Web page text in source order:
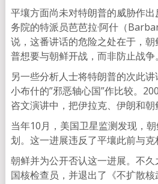
平壤方面尚未对特朗普的威胁作
务院的特派员芭芭拉·阿什（
说，这番讲话的危险之处在于，
普想要与朝鲜开战，而非防止战争。
另一些分析人士将特朗普的次此
小布什的”邪恶轴心国”作比较。
咨文演讲中，把伊拉克、伊朗和朝
当年10月，美国卫星监测发现，
划。这一进展违反了平壤此前与克
朝鲜并为公开否认这一进展。不
国核检查员，并退出了《不扩散核